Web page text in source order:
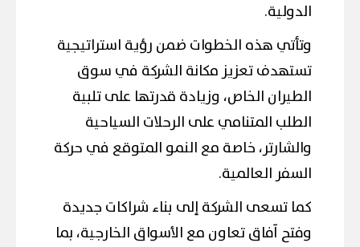
الدولية.
وتأتي هذه الخطوات ضمن رؤية استراتيجية
تستهدف تعزيز مكانة الشركة في سوق
الطيران الخاص، وزيادة قدرتها على تلبية
الطلب المتنامي على الرحلات السياحية
والشارتر، خاصة مع النمو المتوقع في حركة
السفر العالمية.
كما تسعى الشركة إلى بناء شراكات جديدة
وفتح آفاق تعاون مع الأسواق الخارجية، بما